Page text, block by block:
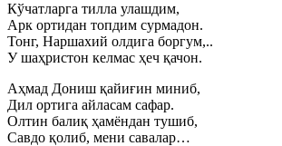
Кўчатларга тилла улашдим,
Арк ортидан топдим сурмадон.
Тонг, Наршахий олдига боргум,..
У шаҳристон келмас ҳеч қачон.
Аҳмад Дониш қайиғин миниб,
Дил ортига айласам сафар.
Олтин балиқ ҳамёндан тушиб,
Савдо қолиб, мени савалар…